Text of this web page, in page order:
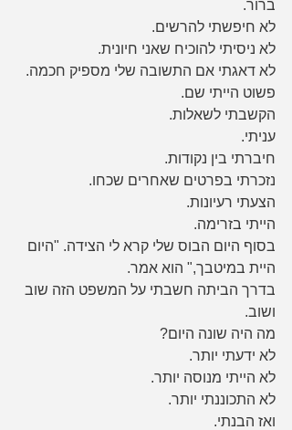
ברור.
לא חיפשתי להרשים.
לא ניסיתי להוכיח שאני חיונית.
לא דאגתי אם התשובה שלי מספיק חכמה.
פשוט הייתי שם.
הקשבתי לשאלות.
עניתי.
חיברתי בין נקודות.
נזכרתי בפרטים שאחרים שכחו.
הצעתי רעיונות.
הייתי בזרימה.
בסוף היום הבוס שלי קרא לי הצידה. "היום
היית במיטבך," הוא אמר.
בדרך הביתה חשבתי על המשפט הזה שוב
ושוב.
מה היה שונה היום?
לא ידעתי יותר.
לא הייתי מנוסה יותר.
לא התכוננתי יותר.
ואז הבנתי.